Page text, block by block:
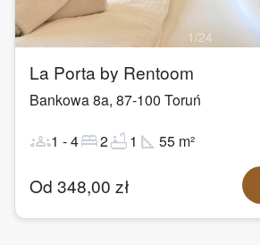
1/24
La Porta by Rentoom
Bankowa 8a, 87-100 Toruń
groups1 -4bed2bathtub1 square_foot 55 m²
Od 348,00 zł